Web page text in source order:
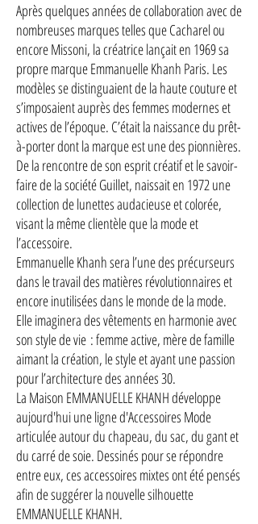
Après quelques années de collaboration avec de
nombreuses marques telles que Cacharel ou
encore Missoni, la créatrice lançait en 1969 sa
propre marque Emmanuelle Khanh Paris. Les
modèles se distinguaient de la haute couture et
s’imposaient auprès des femmes modernes et
actives de l’époque. C’était la naissance du prêt-
à-porter dont la marque est une des pionnières.
De la rencontre de son esprit créatif et le savoir-
faire de la société Guillet, naissait en 1972 une
collection de lunettes audacieuse et colorée,
visant la même clientèle que la mode et
l’accessoire.
Emmanuelle Khanh sera l’une des précurseurs
dans le travail des matières révolutionnaires et
encore inutilisées dans le monde de la mode.
Elle imaginera des vêtements en harmonie avec
son style de vie : femme active, mère de famille
aimant la création, le style et ayant une passion
pour l’architecture des années 30.
La Maison EMMANUELLE KHANH développe
aujourd'hui une ligne d'Accessoires Mode
articulée autour du chapeau, du sac, du gant et
du carré de soie. Dessinés pour se répondre
entre eux, ces accessoires mixtes ont été pensés
afin de suggérer la nouvelle silhouette
EMMANUELLE KHANH.